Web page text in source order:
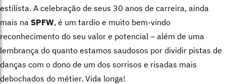
estilista. A celebração de seus 30 anos de carreira, ainda
mais na SPFW, é um tardio e muito bem-vindo
reconhecimento do seu valor e potencial – além de uma
lembrança do quanto estamos saudosos por dividir pistas de
danças com o dono de um dos sorrisos e risadas mais
debochados do métier. Vida longa!